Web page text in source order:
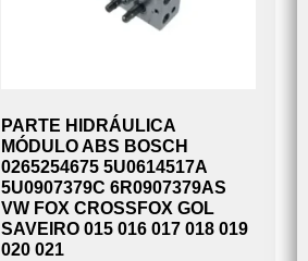
PARTE HIDRÁULICA
MÓDULO ABS BOSCH
0265254675 5U0614517A
5U0907379C 6R0907379AS
VW FOX CROSSFOX GOL
SAVEIRO 015 016 017 018 019
020 021